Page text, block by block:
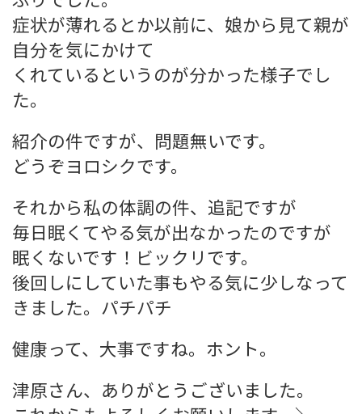
症状が薄れるとか以前に、娘から見て親が
自分を気にかけて
くれているというのが分かった様子でし
た。
紹介の件ですが、問題無いです。
どうぞヨロシクです。
それから私の体調の件、追記ですが
毎日眠くてやる気が出なかったのですが
眠くないです！ビックリです。
後回しにしていた事もやる気に少しなって
きました。パチパチ
健康って、大事ですね。ホント。
津原さん、ありがとうございました。